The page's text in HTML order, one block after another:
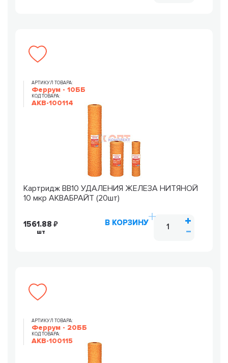
АРТИКУЛ ТОВАРА:
Феррум - 10ББ
КОД ТОВАРА:
AKB-100114
Картридж ВВ10 УДАЛЕНИЯ ЖЕЛЕЗА НИТЯНОЙ
10 мкр АКВАБРАЙТ (20шт)
1561.88
шт
В КОРЗИНУ
АРТИКУЛ ТОВАРА:
Феррум - 20ББ
КОД ТОВАРА:
AKB-100115